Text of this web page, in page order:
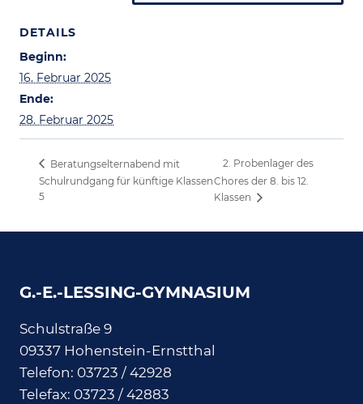
DETAILS
Beginn:
16. Februar 2025
Ende:
28. Februar 2025
Beratungselternabend mit
Schulrundgang für künftige Klassen
5
2. Probenlager des
Chores der 8. bis 12.
Klassen
G.-E.-LESSING-GYMNASIUM
Schulstraße 9
09337 Hohenstein-Ernstthal
Telefon: 03723 / 42928
Telefax: 03723 / 42883